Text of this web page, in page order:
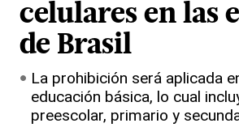
celulares en las
de Brasil
La prohibición será aplicada
educación básica, lo cual
preescolar, primario y